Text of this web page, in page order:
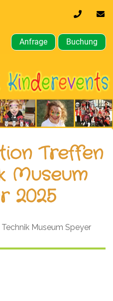
0170
64
610
Anfrage Buchung
Treffen
Museum
2025